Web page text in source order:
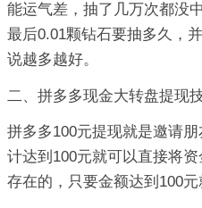
能运气差，抽了几万次都没
最后0.01颗钻石要抽多久，
说越多越好。
二、拼多多现金大转盘提现
拼多多100元提现就是邀请
计达到100元就可以直接将
存在的，只要金额达到100元